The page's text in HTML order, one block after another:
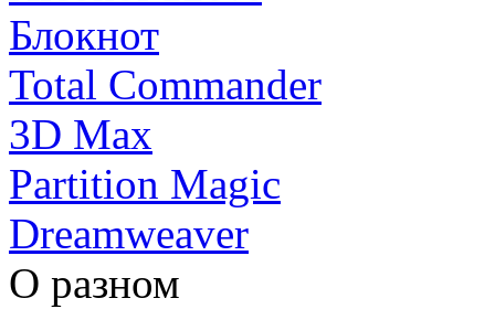
Блокнот
Total Commander
3D Max
Partition Magic
Dreamweaver
О разном